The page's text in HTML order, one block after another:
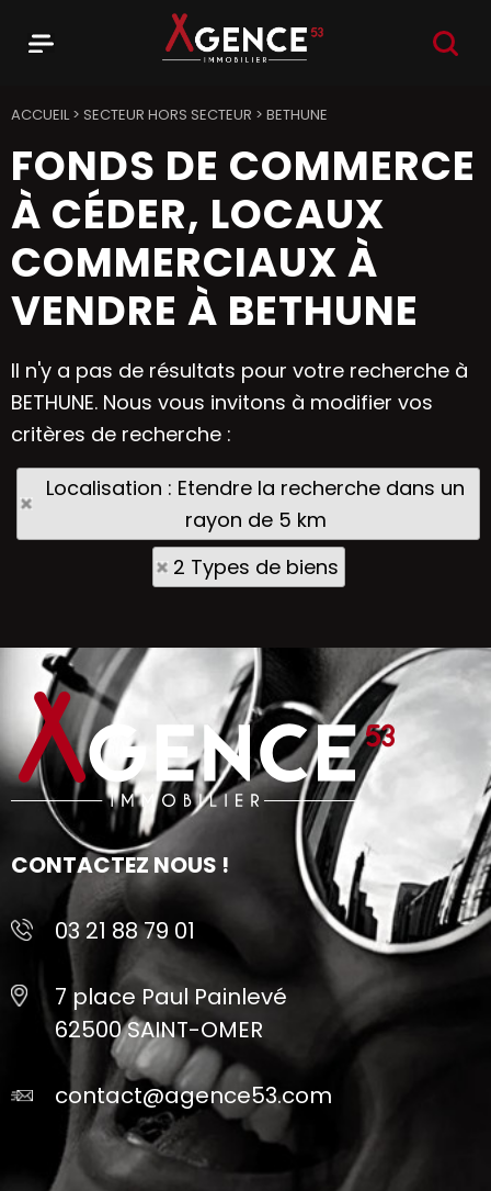
ACCUEIL> SECTEUR HORS SECTEUR > BETHUNE
FONDS DE COMMERCE
À CÉDER, LOCAUX
COMMERCIAUX À
VENDRE À BETHUNE
Il n'y a pas de résultats pour votre recherche à
BETHUNE. Nous vous invitons à modifier vos
critères de recherche :
Localisation : Etendre la recherche dans un
rayon de 5 km
2 Types de biens
CONTACTEZ NOUS !
03 21 88 79 01
7 place Paul Painlevé
62500 SAINT-OMER
contact@agence53.com